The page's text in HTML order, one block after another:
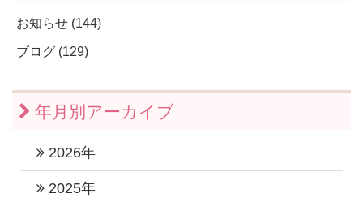
お知らせ (144)
ブログ (129)
年月別アーカイブ
2026年
2026年7月 (1)
2025年